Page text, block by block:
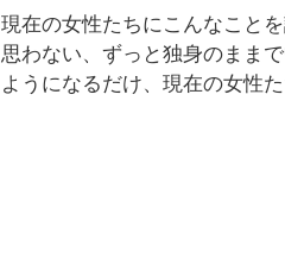
現在の女性たちにこんなこと
思わない、ずっと独身のまま
ようになるだけ、現在の女性